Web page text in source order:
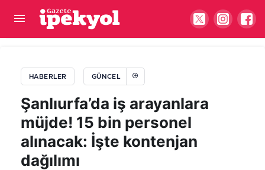
HABERLER GÜNCEL
Şanlıurfa’da iş arayanlara
müjde! 15 bin personel
alınacak: İşte kontenjan
dağılımı
Başkan Bucak müjdeyi verdi! Temeli atıldı